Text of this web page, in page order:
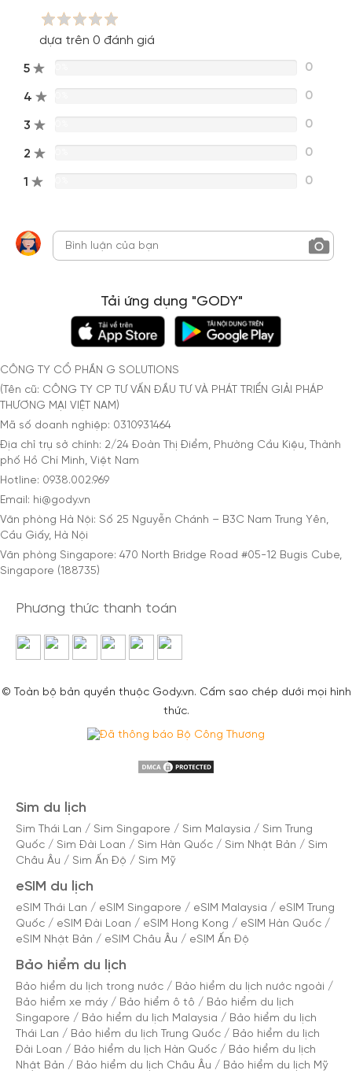
dựa trên 0 đánh giá
5 0
4 0
3 0
2 0
1 0
Tải ứng dụng "GODY"
CÔNG TY CỔ PHẦN G SOLUTIONS
(Tên cũ: CÔNG TY CP TƯ VẤN ĐẦU TƯ VÀ PHÁT TRIỂN GIẢI PHÁP
THƯƠNG MẠI VIỆT NAM)
Mã số doanh nghiệp: 0310931464
Địa chỉ trụ sở chính: 2/24 Đoàn Thị Điểm, Phường Cầu Kiệu, Thành
phố Hồ Chí Minh, Việt Nam
Hotline: 0938.002.969
Email: hi@gody.vn
Văn phòng Hà Nội: Số 25 Nguyễn Chánh – B3C Nam Trung Yên,
Cầu Giấy, Hà Nội
Văn phòng Singapore: 470 North Bridge Road #05-12 Bugis Cube,
Singapore (188735)
Phương thức thanh toán
© Toàn bộ bản quyền thuộc Gody.vn. Cấm sao chép dưới mọi hình
thức.
Sim du lịch
Sim Thái Lan / Sim Singapore / Sim Malaysia / Sim Trung
Quốc / Sim Đài Loan / Sim Hàn Quốc / Sim Nhật Bản / Sim
Châu Âu / Sim Ấn Độ / Sim Mỹ
eSIM du lịch
eSIM Thái Lan / eSIM Singapore / eSIM Malaysia / eSIM Trung
Quốc / eSIM Đài Loan / eSIM Hong Kong / eSIM Hàn Quốc /
eSIM Nhật Bản / eSIM Châu Âu / eSIM Ấn Độ
Bảo hiểm du lịch
Bảo hiểm du lịch trong nước / Bảo hiểm du lịch nước ngoài /
Bảo hiểm xe máy / Bảo hiểm ô tô / Bảo hiểm du lịch
Singapore / Bảo hiểm du lịch Malaysia / Bảo hiểm du lịch
Thái Lan / Bảo hiểm du lịch Trung Quốc / Bảo hiểm du lịch
Đài Loan / Bảo hiểm du lịch Hàn Quốc / Bảo hiểm du lịch
Nhật Bản / Bảo hiểm du lịch Châu Âu / Bảo hiểm du lịch Mỹ